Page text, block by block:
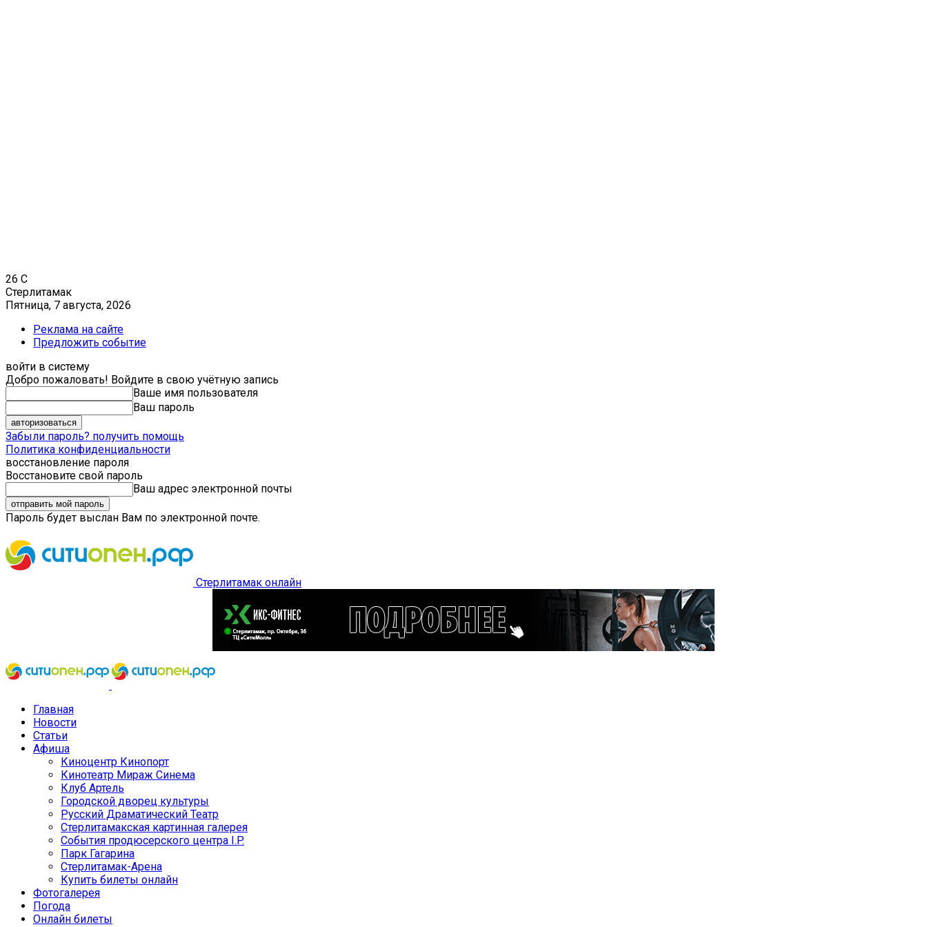
26 C
Стерлитамак
Пятница, 7 августа, 2026
Реклама на сайте
Предложить событие
войти в систему
Добро пожаловать! Войдите в свою учётную запись
Ваше имя пользователя
Ваш пароль
Забыли пароль? получить помощь
Политика конфиденциальности
восстановление пароля
Восстановите свой пароль
Ваш адрес электронной почты
Пароль будет выслан Вам по электронной почте.
Стерлитамак онлайн
Главная
Новости
Статьи
Афиша
Киноцентр Кинопорт
Кинотеатр Мираж Синема
Клуб Артель
Городской дворец культуры
Русский Драматический Театр
Стерлитамакская картинная галерея
События продюсерского центра I.P.
Парк Гагарина
Стерлитамак-Арена
Купить билеты онлайн
Фотогалерея
Погода
Онлайн билеты